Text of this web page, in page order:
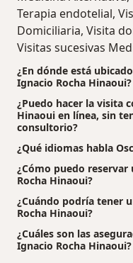
Terapia endotelial,
Domiciliaria, Visita
Visitas sucesivas
¿En dónde está
Ignacio Rocha Hinaoui?
¿Puedo hacer la visita
Hinaoui en línea, sin
consultorio?
¿Qué idiomas habla
¿Cómo puedo reservar
Rocha Hinaoui?
¿Cuándo podría tener
Rocha Hinaoui?
¿Cuáles son las
Ignacio Rocha Hinaoui?